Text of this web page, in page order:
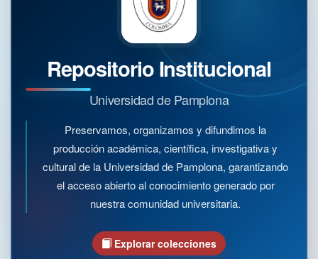
Repositorio Institucional
Universidad de Pamplona
Preservamos, organizamos y difundimos la
producción académica, científica, investigativa y
cultural de la Universidad de Pamplona, garantizando
el acceso abierto al conocimiento generado por
nuestra comunidad universitaria.
Explorar colecciones